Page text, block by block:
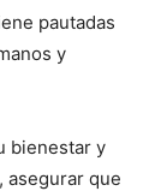
pautadas
y
bienestar y
asegurar que